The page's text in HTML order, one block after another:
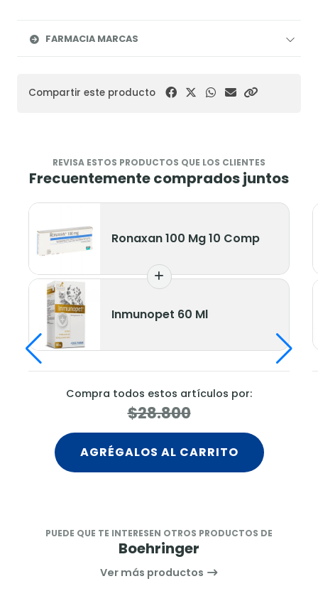
FARMACIA MARCAS
Compartir este producto
REVISA ESTOS PRODUCTOS QUE LOS CLIENTES
Frecuentemente comprados juntos
100 Mg 10 Comp
60 Ml
estos artículos por:
AL CARRITO
Compra todos
AGRÉGALOS
PUEDE QUE TE INTERESEN OTROS PRODUCTOS DE
Boehringer
Ver más productos